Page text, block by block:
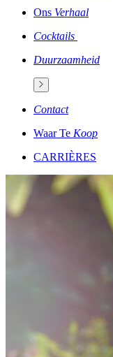
Ons Verhaal
Cocktails
Duurzaamheid
Contact
Waar Te Koop
CARRIÈRES